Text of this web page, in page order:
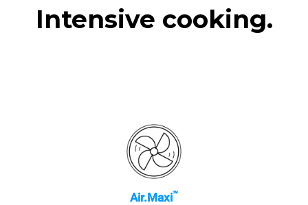
Intensive cooking.
Air.Maxi™